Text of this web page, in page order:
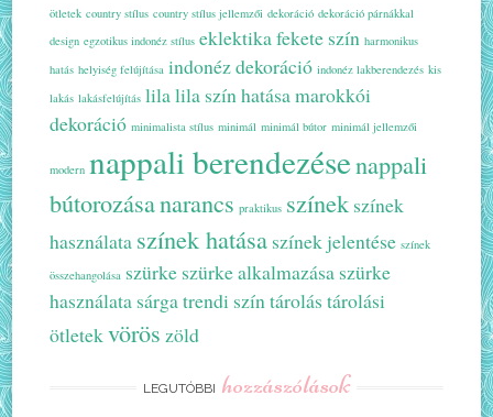
ötletek country stílus country stílus jellemzői dekoráció dekoráció párnákkal
design egzotikus indonéz stílus eklektikafekete szín harmonikus
hatás helyiség felújítása indonéz dekoráció indonéz lakberendezés kis
lakás lakásfelújítás lilalila szín hatásamarokkói
dekoráció minimalista stílus minimál minimál bútor minimál jellemzői
modern nappali berendezésenappali
bútorozásanarancs praktikus színek színek
használata színek hatása színek jelentése színek
összehangolása szürke szürke alkalmazása szürke
használata sárgatrendi színtárolás tárolási
ötletekvörös zöld
LEGUTÓBBI hozzászólások